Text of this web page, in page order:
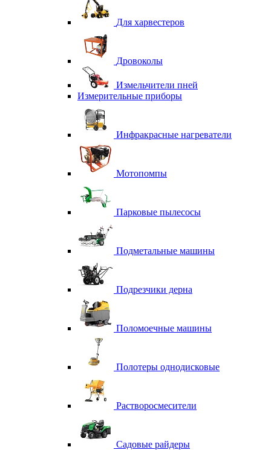
Для харвестеров
Дровоколы
Измельчители пней
Измерительные приборы
Инфракрасные нагреватели
Мотопомпы
Парковые пылесосы
Подметальные машины
Подрезчики дерна
Поломоечные машины
Полотеры однодисковые
Растворосмесители
Садовые райдеры